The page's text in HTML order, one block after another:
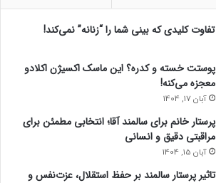
پوستت خسته و کدره؟ این ماسک اکسیژن اکلادو
معجزه می‌کنه!
آبان 17, 1404
پرستار خانم برای سالمند آقا؛ انتخابی مطمئن برای
مراقبتی دقیق و انسانی
آبان 15, 1404
تاثیر پرستار سالمند بر حفظ استقلال، عزت‌نفس و